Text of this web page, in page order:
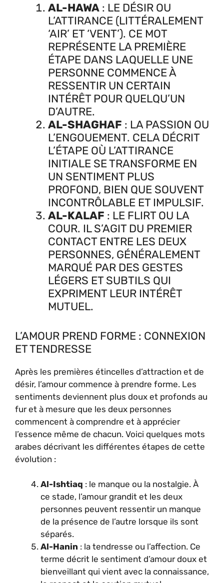
AL-HAWA : LE DÉSIR OU
L’ATTIRANCE (LITTÉRALEMENT
‘AIR’ ET ‘VENT’). CE MOT
REPRÉSENTE LA PREMIÈRE
ÉTAPE DANS LAQUELLE UNE
PERSONNE COMMENCE À
RESSENTIR UN CERTAIN
INTÉRÊT POUR QUELQU’UN
D’AUTRE.
AL-SHAGHAF : LA PASSION OU
L’ENGOUEMENT. CELA DÉCRIT
L’ÉTAPE OÙ L’ATTIRANCE
INITIALE SE TRANSFORME EN
UN SENTIMENT PLUS
PROFOND, BIEN QUE SOUVENT
INCONTRÔLABLE ET IMPULSIF.
AL-KALAF : LE FLIRT OU LA
COUR. IL S’AGIT DU PREMIER
CONTACT ENTRE LES DEUX
PERSONNES, GÉNÉRALEMENT
MARQUÉ PAR DES GESTES
LÉGERS ET SUBTILS QUI
EXPRIMENT LEUR INTÉRÊT
MUTUEL.
L’AMOUR PREND FORME : CONNEXION
ET TENDRESSE
Après les premières étincelles d’attraction et de
désir, l’amour commence à prendre forme. Les
sentiments deviennent plus doux et profonds au
fur et à mesure que les deux personnes
commencent à comprendre et à apprécier
l’essence même de chacun. Voici quelques mots
arabes décrivant les différentes étapes de cette
évolution :
Al-Ishtiaq : le manque ou la nostalgie. À
ce stade, l’amour grandit et les deux
personnes peuvent ressentir un manque
de la présence de l’autre lorsque ils sont
séparés.
Al-Hanin : la tendresse ou l’affection. Ce
terme décrit le sentiment d’amour doux et
bienveillant qui vient avec la connaissance,